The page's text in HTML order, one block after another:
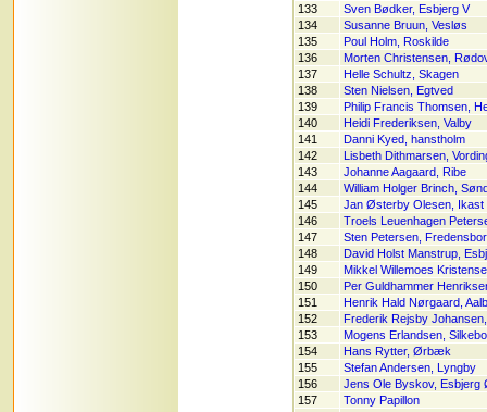
133
Sven Bødker, Esbjerg V
134
Susanne Bruun, Vesløs
135
Poul Holm, Roskilde
136
Morten Christensen,
137
Helle Schultz, Skagen
138
Sten Nielsen, Egtved
139
Philip Francis Thomsen,
140
Heidi Frederiksen, Valby
141
Danni Kyed, hanstholm
142
Lisbeth Dithmarsen,
143
Johanne Aagaard, Ribe
144
William Holger Brinch,
145
Jan Østerby Olesen, Ikast
146
Troels Leuenhagen
147
Sten Petersen,
148
David Holst Manstrup,
149
Mikkel Willemoes
150
Per Guldhammer
151
Henrik Hald Nørgaard,
152
Frederik Rejsby
153
Mogens Erlandsen,
154
Hans Rytter, Ørbæk
155
Stefan Andersen, Lyngby
156
Jens Ole Byskov, Esbjerg
157
Tonny Papillon